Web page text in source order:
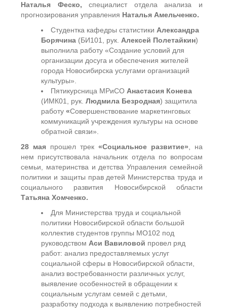
Наталья Феско,специалист отдела анализа и
прогнозирования управления Наталья Амельченко.
Студентка кафедры статистики Александра
Борячина (БИ101, рук. Алексей Полетайкин)
выполнила работу «Создание условий для
организации досуга и обеспечения жителей
города Новосибирска услугами организаций
культуры».
Пятикурсница МРиСО Анастасия Конева
(ИМК01, рук. Людмила Безродная) защитила
работу «Совершенствование маркетинговых
коммуникаций учреждения культуры на основе
обратной связи».
28 мая прошел трек «Социальное развитие» , на
нем присутствовала начальник отдела по вопросам
семьи, материнства и детства Управления семейной
политики и защиты прав детей Министерства труда и
социального развития Новосибирской области
Татьяна Хомченко.
Для Министерства труда и социальной
политики Новосибирской области большой
коллектив студентов группы МО102 под
руководством Аси Вавиловой провел ряд
работ: анализ предоставляемых услуг
социальной сферы в Новосибирской области,
анализ востребованности различных услуг,
выявление особенностей в обращении к
социальным услугам семей с детьми,
разработку подхода к выявлению потребностей